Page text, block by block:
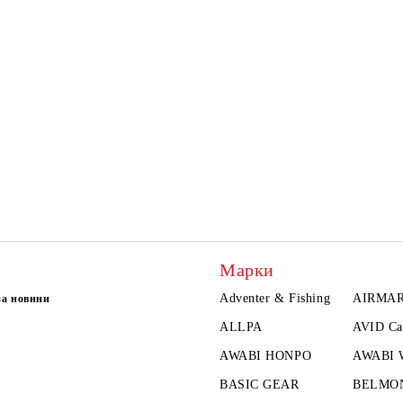
новини
Марки
Adventer & Fishing
ALLPA AVID
AWABI HONPO AWABI
BASIC GEAR